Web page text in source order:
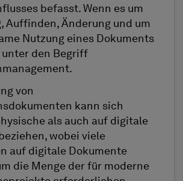
befasst. Wenn es um
Auffinden, Änderung und um
Nutzung eines Dokuments
den Begriff
von
kann sich
als auch auf digitale
wobei viele
auf digitale Dokumente
die Menge der für moderne